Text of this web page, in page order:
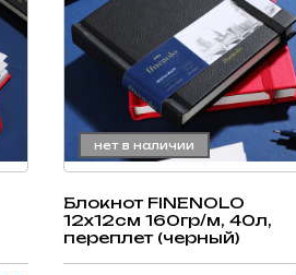
нет в наличии
Блокнот FINENOLO
12х12см 160гр/м, 40л,
переплет (черный)